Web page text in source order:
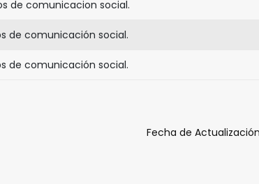
de comunicacion social.
de comunicación social.
de comunicación social.
Fecha de